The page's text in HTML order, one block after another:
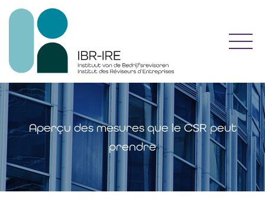
Aperçu des mesures que le CSR peut
prendre